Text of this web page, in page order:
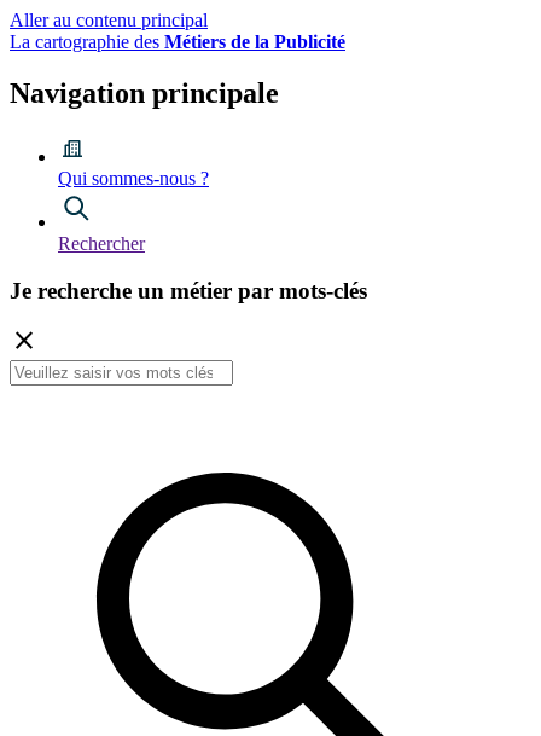
Aller au contenu principal
La cartographie des Métiers de la Publicité
Navigation principale
Qui sommes-nous ?
Rechercher
Je recherche un métier par mots-clés
close